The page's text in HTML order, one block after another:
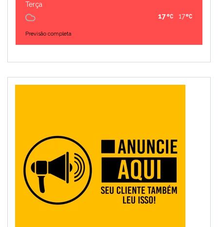
Terça
17
17
Previsão completa